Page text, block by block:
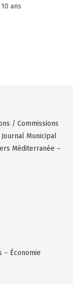
ans
/ Commissions
Journal Municipal
Méditerranée –
– Économie